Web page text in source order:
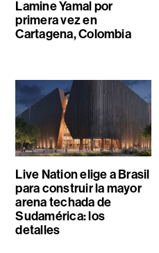
Lamine Yamal por
primera vez en
Cartagena, Colombia
Live Nation elige a Brasil
para construir la mayor
arena techada de
Sudamérica: los
detalles